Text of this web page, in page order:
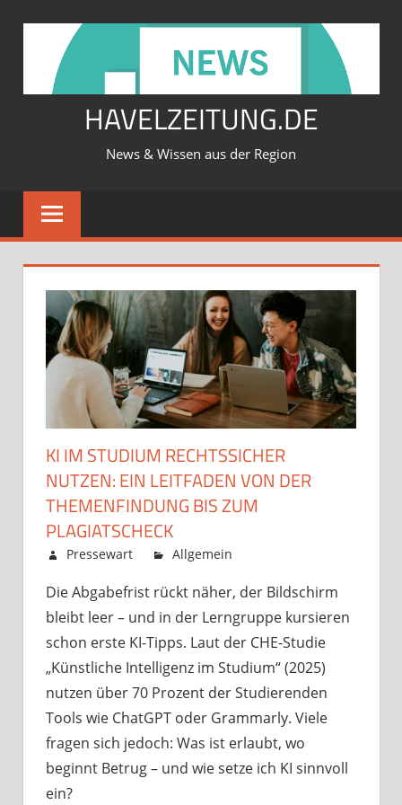
springen
HAVELZEITUNG.DE
News & Wissen aus der Region
KI IM STUDIUM RECHTSSICHER
NUTZEN: EIN LEITFADEN VON DER
THEMENFINDUNG BIS ZUM
PLAGIATSCHECK
Dezember 1, 2025
Pressewart Allgemein
KI
im
Studium
rechtssicher
Leitfaden
der
Die Abgabefrist rückt näher, der Bildschirm
bleibt leer – und in der Lerngruppe kursieren
schon erste KI-Tipps. Laut der CHE-Studie
„Künstliche Intelligenz im Studium“ (2025)
nutzen über 70 Prozent der Studierenden
Tools wie ChatGPT oder Grammarly. Viele
fragen sich jedoch: Was ist erlaubt, wo
beginnt Betrug – und wie setze ich KI sinnvoll
ein?